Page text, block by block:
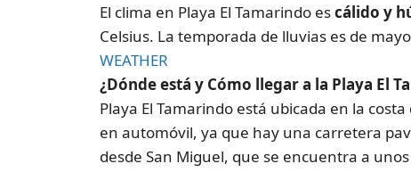
El clima en Playa El Tamarindo escálido y
Celsius. La temporada de lluvias es de
WEATHER
¿Dónde está y Cómo llegar a la Playa El
Playa El Tamarindo está ubicada en la costa
en automóvil, ya que hay una carretera
desde San Miguel, que se encuentra a